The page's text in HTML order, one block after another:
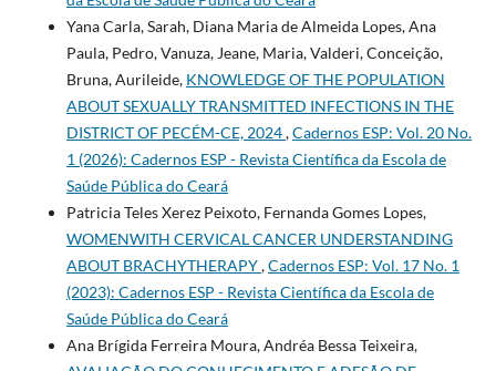
Yana Carla, Sarah, Diana Maria de Almeida Lopes, Ana
Paula, Pedro, Vanuza, Jeane, Maria, Valderi, Conceição,
Bruna, Aurileide, KNOWLEDGE OF THE POPULATION
ABOUT SEXUALLY TRANSMITTED INFECTIONS IN THE
DISTRICT OF PECÉM-CE, 2024,Cadernos ESP: Vol. 20 No.
1 (2026): Cadernos ESP - Revista Cientí­fica da Escola de
Saúde Pública do Ceará
Patricia Teles Xerez Peixoto, Fernanda Gomes Lopes,
WOMENWITH CERVICAL CANCER UNDERSTANDING
ABOUT BRACHYTHERAPY,Cadernos ESP: Vol. 17 No. 1
(2023): Cadernos ESP - Revista Cientí­fica da Escola de
Saúde Pública do Ceará
Ana Brígida Ferreira Moura, Andréa Bessa Teixeira,